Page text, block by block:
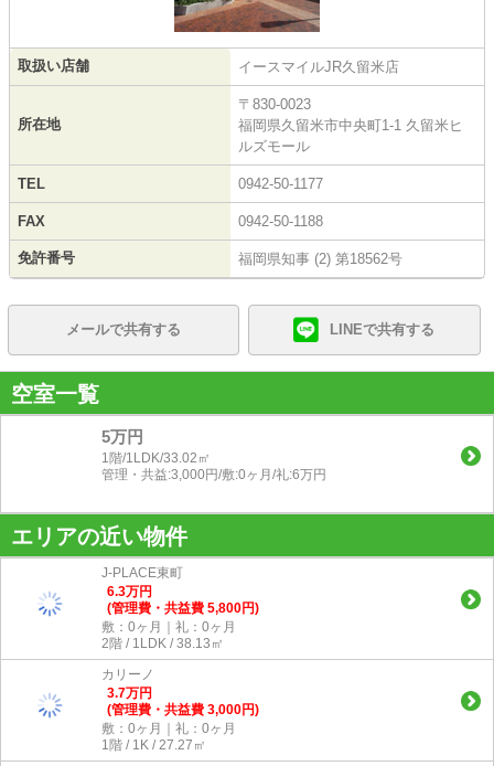
取扱い店舗 イースマイルJR久留米店
所在地
〒830-0023
福岡県久留米市中央町1-1 久留米ヒ
ルズモール
TEL 0942-50-1177
FAX 0942-50-1188
免許番号 福岡県知事 (2) 第18562号
メールで共有する LINEで共有する
空室一覧
5万円
1階/1LDK/33.02㎡
管理・共益:3,000円/敷:0ヶ月/礼:6万円
エリアの近い物件
J-PLACE東町
6.3万円
(管理費・共益費 5,800円)
敷：0ヶ月｜礼：0ヶ月
2階 / 1LDK / 38.13㎡
カリーノ
3.7万円
(管理費・共益費 3,000円)
敷：0ヶ月｜礼：0ヶ月
1階 / 1K / 27.27㎡